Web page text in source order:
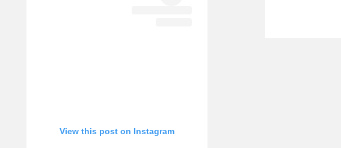
View this post on Instagram